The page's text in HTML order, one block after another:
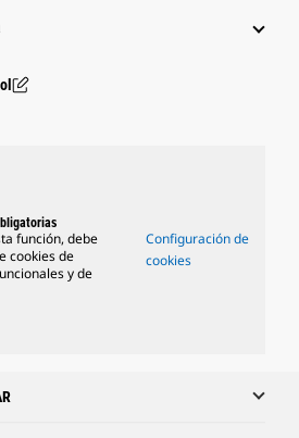
función, debe
cookies de
y de
Configuración de
cookies